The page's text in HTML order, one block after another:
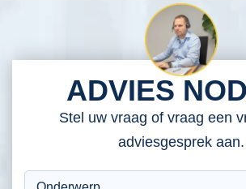
ADVIES
Stel uw vraag of vraag een
adviesgesprek aan.